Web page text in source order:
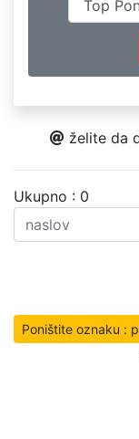
Ukupno : 0
Poništite oznaku :